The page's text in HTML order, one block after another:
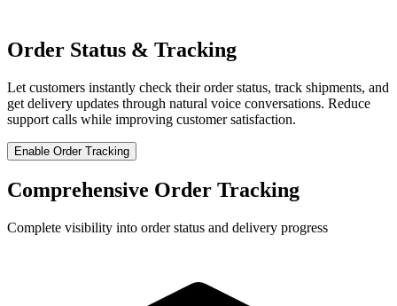
Order Status & Tracking
Let customers instantly check their order status, track shipments, and
get delivery updates through natural voice conversations. Reduce
support calls while improving customer satisfaction.
Enable Order Tracking
Comprehensive Order Tracking
Complete visibility into order status and delivery progress